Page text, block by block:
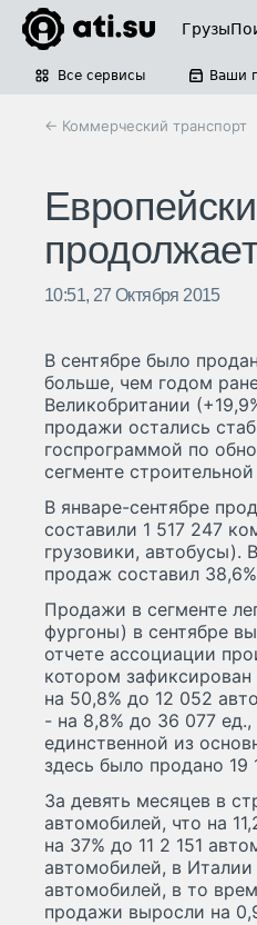
Грузы
Все сервисы Ваши
← Коммерческий транспорт
10:51, 27 Октября 2015
В сентябре было
больше, чем годом
Великобритании
продажи остались
госпрограммой по
сегменте
В январе-сентябре
составили 1 517 247
грузовики, автобусы).
продаж составил
Продажи в сегменте
фургоны) в сентябре
отчете ассоциации
котором
на 50,8% до 12 052
- на 8,8% до 36 077
единственной из
здесь было продано 19
За девять месяцев в
автомобилей, что на
на 37% до 11 2 151
автомобилей, в
автомобилей, в то
продажи выросли на